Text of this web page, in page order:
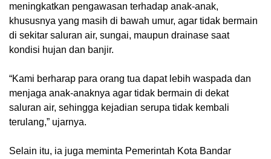
meningkatkan pengawasan terhadap anak-anak,
khususnya yang masih di bawah umur, agar tidak bermain
di sekitar saluran air, sungai, maupun drainase saat
kondisi hujan dan banjir.
‎“Kami berharap para orang tua dapat lebih waspada dan
menjaga anak-anaknya agar tidak bermain di dekat
saluran air, sehingga kejadian serupa tidak kembali
terulang,” ujarnya.
‎Selain itu, ia juga meminta Pemerintah Kota Bandar